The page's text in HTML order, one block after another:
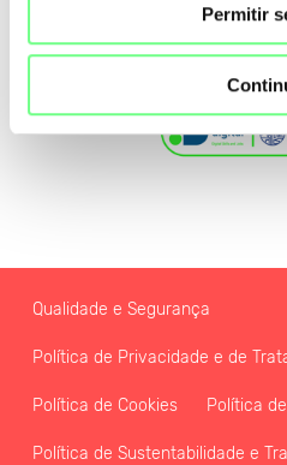
Permitir
Qualidade e Segurança
Política de Privacidade e de
Política de Cookies Política
Política de Sustentabilidade e